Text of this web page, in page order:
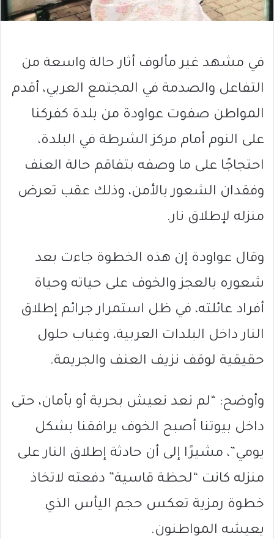
في مشهد غير مألوف أثار حالة واسعة من
التفاعل والصدمة في المجتمع العربي، أقدم
المواطن صفوت عواودة من بلدة كفركنا
على النوم أمام مركز الشرطة في البلدة،
احتجاجًا على ما وصفه بتفاقم حالة العنف
وفقدان الشعور بالأمن، وذلك عقب تعرض
منزله لإطلاق نار.
وقال عواودة إن هذه الخطوة جاءت بعد
شعوره بالعجز والخوف على حياته وحياة
أفراد عائلته، في ظل استمرار جرائم إطلاق
النار داخل البلدات العربية، وغياب حلول
حقيقية لوقف نزيف العنف والجريمة.
وأوضح: “لم نعد نعيش بحرية أو بأمان، حتى
داخل بيوتنا أصبح الخوف يرافقنا بشكل
يومي”، مشيرًا إلى أن حادثة إطلاق النار على
منزله كانت “لحظة قاسية” دفعته لاتخاذ
خطوة رمزية تعكس حجم اليأس الذي
يعيشه المواطنون.